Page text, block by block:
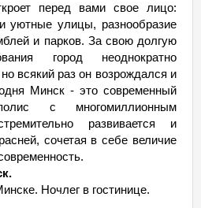
перед вами свое лицо:
уютные улицы, разнообразие
и парков. За свою долгую
город неоднократно
всякий раз он возрождался и
Минск - это современный
с многомиллионным
развивается и
сочетая в себе величие
Ночлег в гостинице.